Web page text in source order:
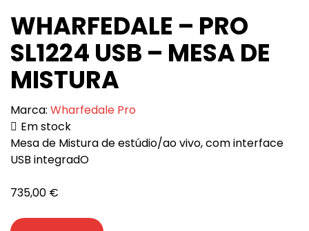
WHARFEDALE – PRO
SL1224 USB – MESA DE
MISTURA
Marca: Wharfedale Pro
Em stock
Mesa de Mistura de estúdio/ao vivo, com interface
USB integradO
735,00 €